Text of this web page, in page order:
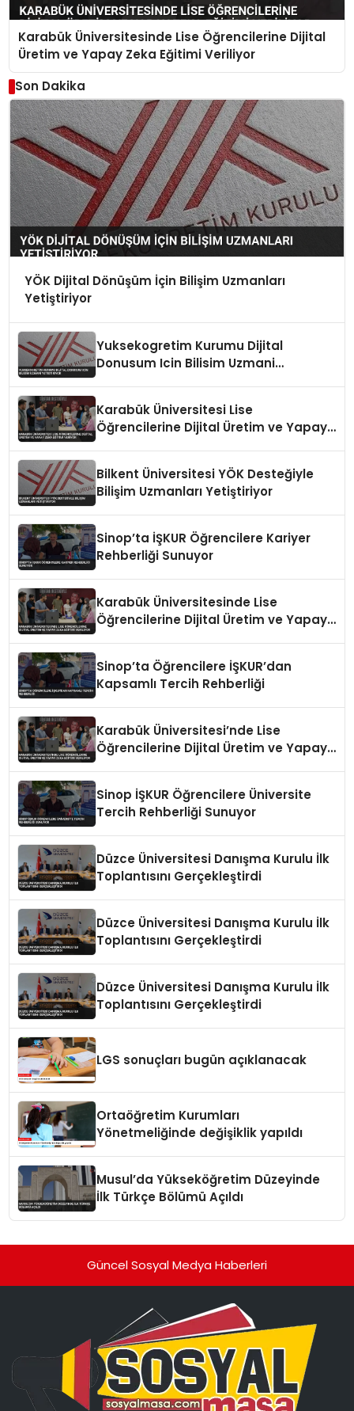
Karabük Üniversitesinde Lise Öğrencilerine Dijital
Üretim ve Yapay Zeka Eğitimi Veriliyor
Son Dakika
YÖK Dijital Dönüşüm İçin Bilişim Uzmanları
Yetiştiriyor
Yuksekogretim Kurumu Dijital
Donusum Icin Bilisim Uzmani
Karabük Üniversitesi Lise
Öğrencilerine Dijital Üretim ve Yapay
Bilkent Üniversitesi YÖK Desteğiyle
Bilişim Uzmanları Yetiştiriyor
Sinop’ta İŞKUR Öğrencilere Kariyer
Rehberliği Sunuyor
Karabük Üniversitesinde Lise
Öğrencilerine Dijital Üretim ve Yapay
Sinop’ta Öğrencilere İŞKUR’dan
Kapsamlı Tercih Rehberliği
Karabük Üniversitesi’nde Lise
Öğrencilerine Dijital Üretim ve Yapay
Sinop İŞKUR Öğrencilere Üniversite
Tercih Rehberliği Sunuyor
Düzce Üniversitesi Danışma Kurulu İlk
Toplantısını Gerçekleştirdi
Düzce Üniversitesi Danışma Kurulu İlk
Toplantısını Gerçekleştirdi
Düzce Üniversitesi Danışma Kurulu İlk
Toplantısını Gerçekleştirdi
LGS sonuçları bugün açıklanacak
Ortaöğretim Kurumları
Yönetmeliğinde değişiklik yapıldı
Musul’da Yükseköğretim Düzeyinde
İlk Türkçe Bölümü Açıldı
Güncel Sosyal Medya Haberleri